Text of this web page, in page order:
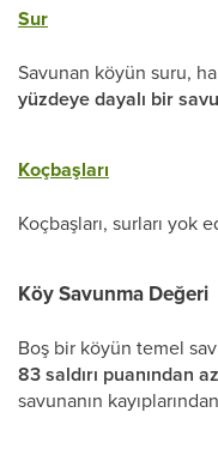
Sur
Savunan köyün suru,
yüzdeye dayalı bir
Koçbaşları
Koçbaşları, surları yok
Köy Savunma Değeri
Boş bir köyün temel
83 saldırı puanından az
savunanın